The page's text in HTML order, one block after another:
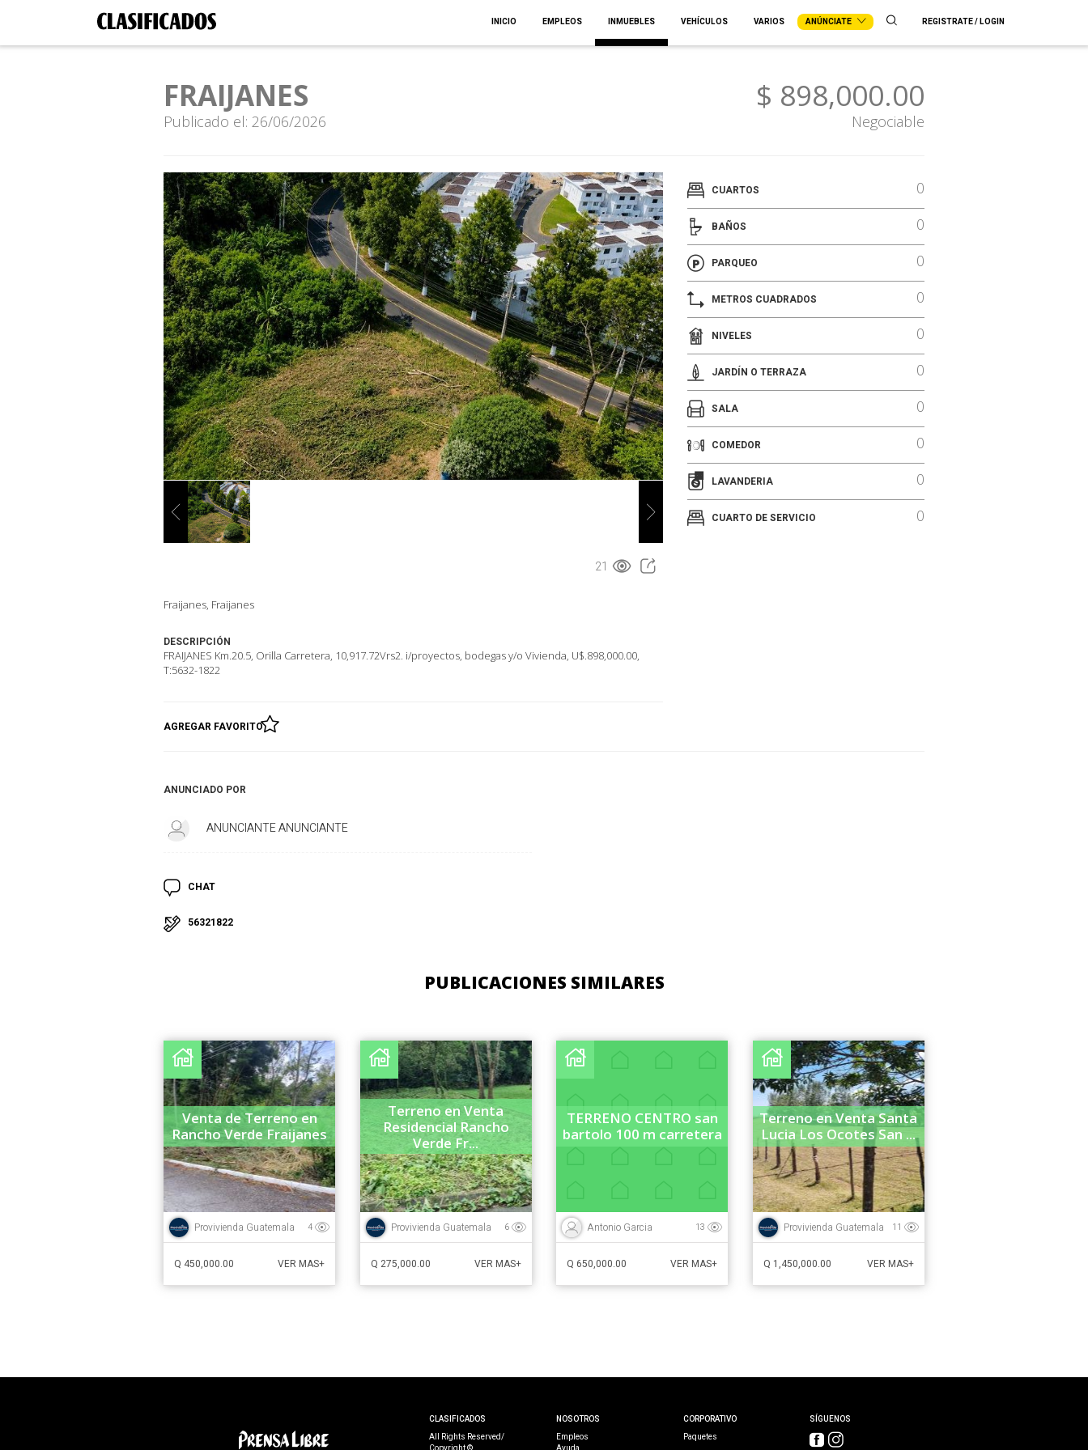
INICIO EMPLEOS INMUEBLES VEHÍCULOS VARIOS ANÚNCIATE REGISTRATE / LOGIN
FRAIJANES
Publicado el: 26/06/2026
$ 898,000.00
Negociable
21
Fraijanes, Fraijanes
DESCRIPCIÓN
FRAIJANES Km.20.5, Orilla Carretera, 10,917.72Vrs2. i/proyectos, bodegas y/o Vivienda, U$.898,000.00,
T:5632-1822
AGREGAR FAVORITO
CUARTOS 0
BAÑOS 0
PARQUEO 0
METROS CUADRADOS 0
NIVELES 0
JARDÍN O TERRAZA 0
SALA 0
COMEDOR 0
LAVANDERIA 0
CUARTO DE SERVICIO 0
ANUNCIADO POR
ANUNCIANTE ANUNCIANTE
CHAT
56321822
PUBLICACIONES SIMILARES
Venta de Terreno en
Rancho Verde Fraijanes
Provivienda Guatemala 4
Q 450,000.00 VER MAS+
Terreno en Venta
Residencial Rancho
Verde Fr...
Provivienda Guatemala 6
Q 275,000.00 VER MAS+
TERRENO CENTRO san
bartolo 100 m carretera
Antonio Garcia 13
Q 650,000.00 VER MAS+
Terreno en Venta Santa
Lucia Los Ocotes San ...
Provivienda Guatemala 11
Q 1,450,000.00 VER MAS+
CLASIFICADOS
All Rights Reserved/
NOSOTROS
Empleos
CORPORATIVO
Paquetes
SÍGUENOS